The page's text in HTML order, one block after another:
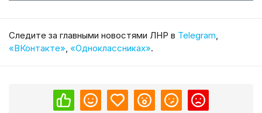
Cледите за главными новостями ЛНР в Telegram,
«ВКонтакте», «Одноклассниках».